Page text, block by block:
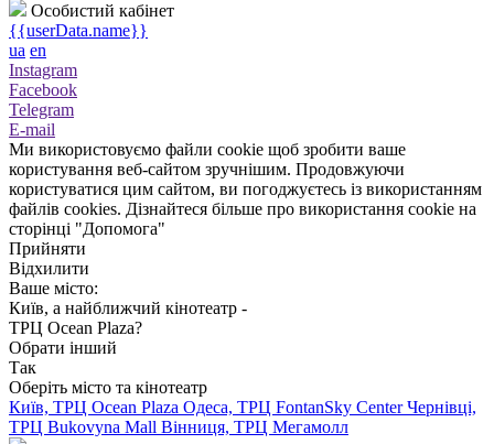
Особистий кабінет
{{userData.name}}
ua en
Instagram
Facebook
Telegram
E-mail
Ми використовуємо файли cookie щоб зробити ваше
користування веб-сайтом зручнішим. Продовжуючи
користуватися цим сайтом, ви погоджуєтесь із використанням
файлів cookies. Дізнайтеся більше про використання cookie на
сторінці "Допомога"
Прийняти
Відхилити
Ваше місто:
Київ, а найближчий кінотеатр -
ТРЦ Ocean Plaza?
Обрати інший
Так
Оберіть місто та кінотеатр
Київ, ТРЦ Ocean Plaza Одеса, ТРЦ FontanSky CenterЧернівці,
ТРЦ Bukovyna Mall Вінниця, ТРЦ Мегамолл